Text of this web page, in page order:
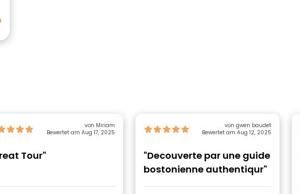
von Miriam
Bewertet am Aug 17, 2025
Tour"
von gwen baudet
Bewertet am Aug 12, 2025
"Decouverte par une guide
bostonienne authentiqur"